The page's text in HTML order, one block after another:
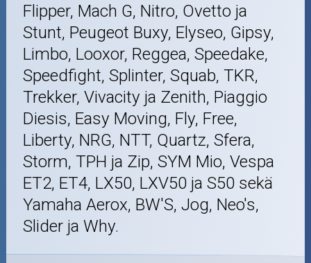
Flipper, Mach G, Nitro, Ovetto ja
Stunt, Peugeot Buxy, Elyseo, Gipsy,
Limbo, Looxor, Reggea, Speedake,
Speedfight, Splinter, Squab, TKR,
Trekker, Vivacity ja Zenith, Piaggio
Diesis, Easy Moving, Fly, Free,
Liberty, NRG, NTT, Quartz, Sfera,
Storm, TPH ja Zip, SYM Mio, Vespa
ET2, ET4, LX50, LXV50 ja S50 sekä
Yamaha Aerox, BW'S, Jog, Neo's,
Slider ja Why.